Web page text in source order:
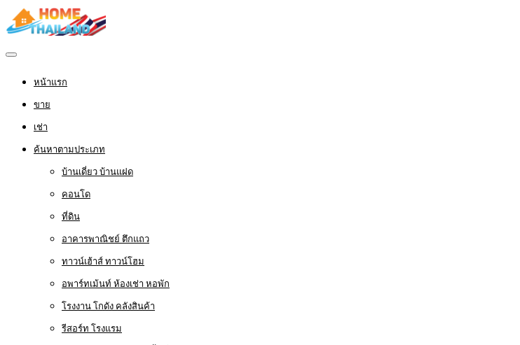
หน้าแรก
ขาย
เช่า
ค้นหาตามประเภท
บ้านเดี่ยว บ้านแฝด
คอนโด
ที่ดิน
อาคารพาณิชย์ ตึกแถว
ทาวน์เฮ้าส์ ทาวน์โฮม
อพาร์ทเม้นท์ ห้องเช่า หอพัก
โรงงาน โกดัง คลังสินค้า
รีสอร์ท โรงแรม